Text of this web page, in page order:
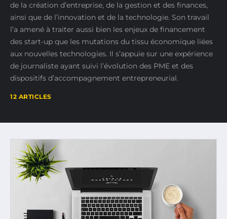
de la création d’entreprise, de la gestion et des finances,
ainsi que de l’innovation et de la technologie. Son travail
l’a amené à traiter aussi bien les enjeux de financement
des start-up que les mutations du tissu économique liées
aux nouvelles technologies. Il s’appuie sur une expérience
de journaliste ayant suivi l’évolution des PME et des
dispositifs d’accompagnement entrepreneurial.
12 ARTICLES